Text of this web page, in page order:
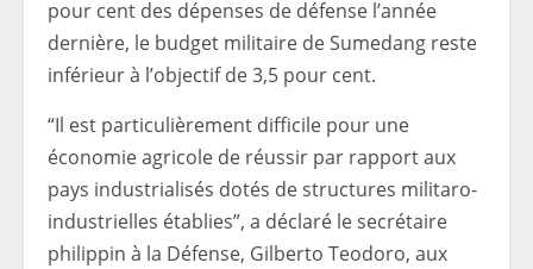
pour cent des dépenses de défense l’année
dernière, le budget militaire de Sumedang reste
inférieur à l’objectif de 3,5 pour cent.
“Il est particulièrement difficile pour une
économie agricole de réussir par rapport aux
pays industrialisés dotés de structures militaro-
industrielles établies”, a déclaré le secrétaire
philippin à la Défense, Gilberto Teodoro, aux